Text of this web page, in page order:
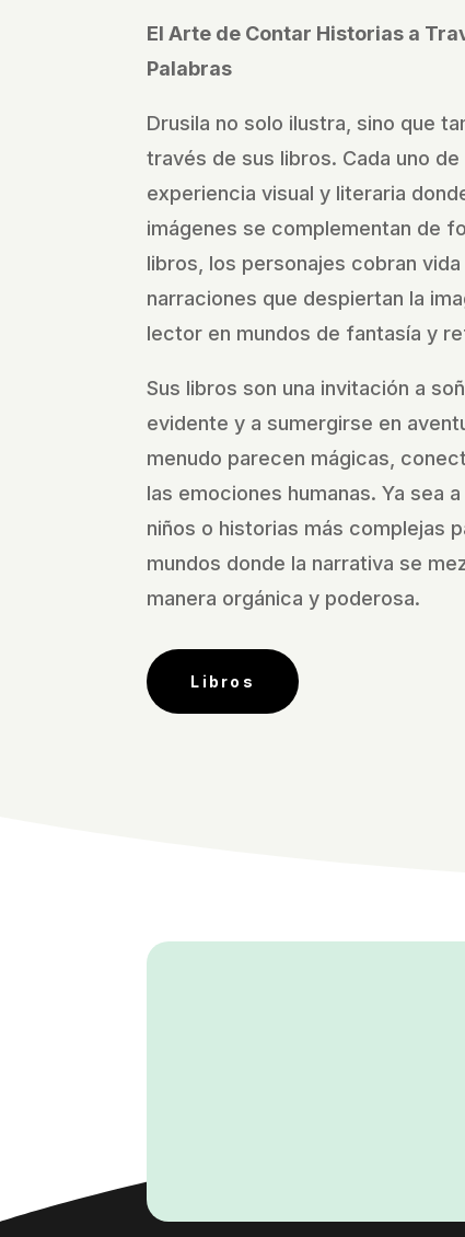
El Arte de Contar Historias a
Palabras
Drusila no solo ilustra, sino que
través de sus libros. Cada uno
experiencia visual y literaria
imágenes se complementan de
libros, los personajes cobran
narraciones que despiertan la
lector en mundos de fantasía y
Sus libros son una invitación a
evidente y a sumergirse en
menudo parecen mágicas,
las emociones humanas. Ya sea
niños o historias más complejas
mundos donde la narrativa se
manera orgánica y poderosa.
Libros